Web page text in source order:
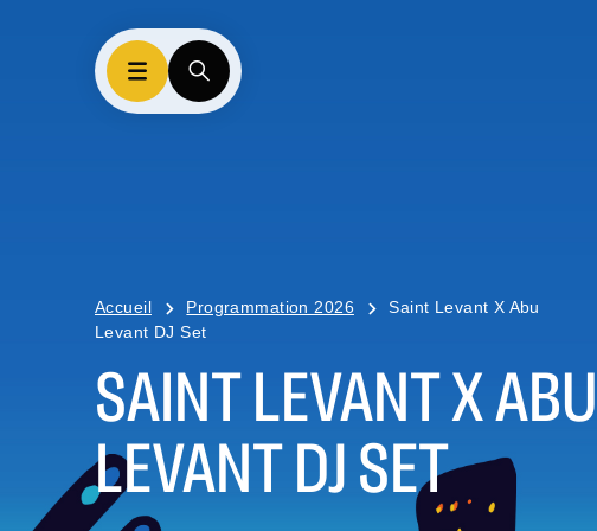
Accueil Programmation 2026
Saint Levant X Abu
Levant DJ Set
SAINT LEVANT X ABU
LEVANT DJ SET